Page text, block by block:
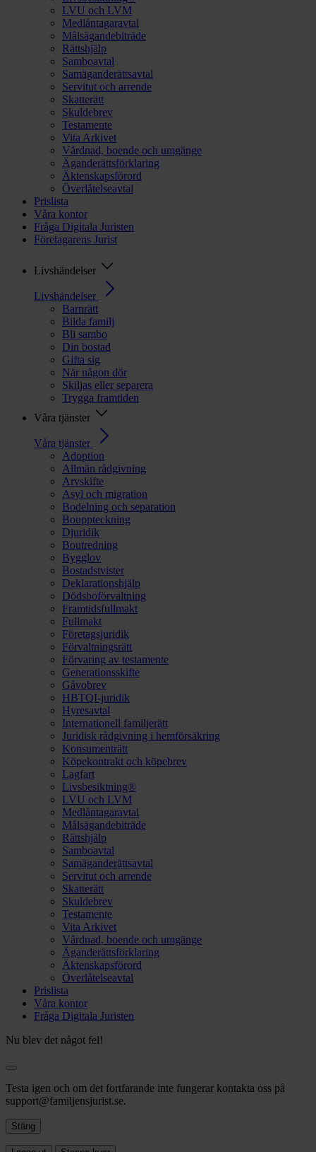
LVU och LVM
Medlåntagaravtal
Målsägandebiträde
Rättshjälp
Samboavtal
Samäganderättsavtal
Servitut och arrende
Skatterätt
Skuldebrev
Testamente
Vita Arkivet
Vårdnad, boende och umgänge
Äganderättsförklaring
Äktenskapsförord
Överlåtelseavtal
Prislista
Våra kontor
Fråga Digitala Juristen
Företagarens Jurist
Livshändelser
Livshändelser
Barnrätt
Bilda familj
Bli sambo
Din bostad
Gifta sig
När någon dör
Skiljas eller separera
Trygga framtiden
Våra tjänster
Våra tjänster
Adoption
Allmän rådgivning
Arvskifte
Asyl och migration
Bodelning och separation
Bouppteckning
Djuridik
Boutredning
Bygglov
Bostadstvister
Deklarationshjälp
Dödsboförvaltning
Framtidsfullmakt
Fullmakt
Företagsjuridik
Förvaltningsrätt
Förvaring av testamente
Generationsskifte
Gåvobrev
HBTQI-juridik
Hyresavtal
Internationell familjerätt
Juridisk rådgivning i hemförsäkring
Konsumenträtt
Köpekontrakt och köpebrev
Lagfart
Livsbesiktning®
LVU och LVM
Medlåntagaravtal
Målsägandebiträde
Rättshjälp
Samboavtal
Samäganderättsavtal
Servitut och arrende
Skatterätt
Skuldebrev
Testamente
Vita Arkivet
Vårdnad, boende och umgänge
Äganderättsförklaring
Äktenskapsförord
Överlåtelseavtal
Prislista
Våra kontor
Fråga Digitala Juristen
Nu blev det något fel!
Testa igen och om det fortfarande inte fungerar kontakta oss på
support@familjensjurist.se.
Stäng